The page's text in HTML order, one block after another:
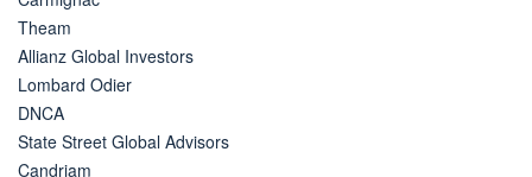
Theam
Allianz Global Investors
Lombard Odier
DNCA
State Street Global Advisors
Candriam